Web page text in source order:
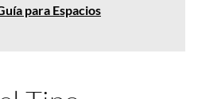
para Espacios